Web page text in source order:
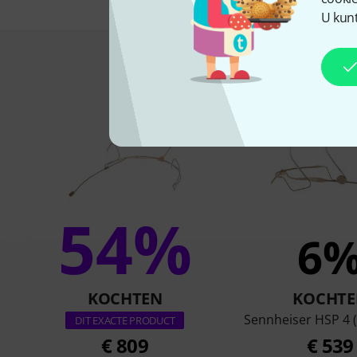
U
Dit is wat
54%
KOCHTEN
DIT EXACTE PRODUCT
€ 809
Sennheiser HSP 4
€ 539